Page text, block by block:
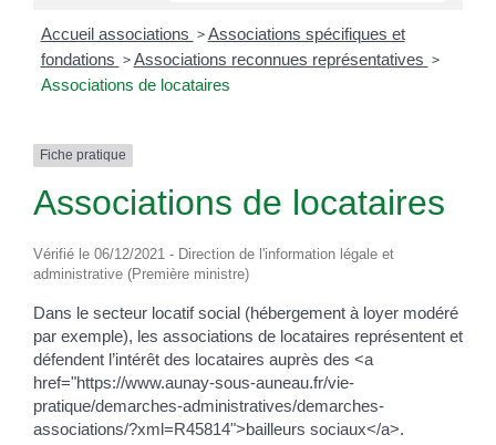
Accueil associations > Associations spécifiques et
fondations > Associations reconnues représentatives >
Associations de locataires
Fiche pratique
Associations de locataires
Vérifié le 06/12/2021 - Direction de l'information légale et
administrative (Première ministre)
Dans le secteur locatif social (hébergement à loyer modéré
par exemple), les associations de locataires représentent et
défendent l’intérêt des locataires auprès des <a
href="https://www.aunay-sous-auneau.fr/vie-
pratique/demarches-administratives/demarches-
associations/?xml=R45814">bailleurs sociaux</a>.